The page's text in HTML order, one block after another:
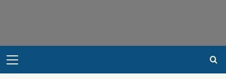
conteúdo
Menu